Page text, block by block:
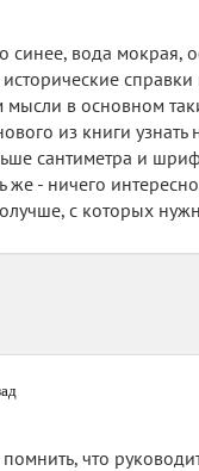
и выбросят ваши
вода мокрая,
в основном
из книги узнать
сантиметра и
же - ничего
с которых
помнить, что